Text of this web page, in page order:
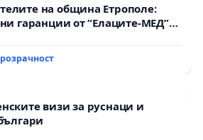
на община Етрополе:
гаранции от “Елаците-МЕД”
че ще се изпълнят всички
визи за руснаци и